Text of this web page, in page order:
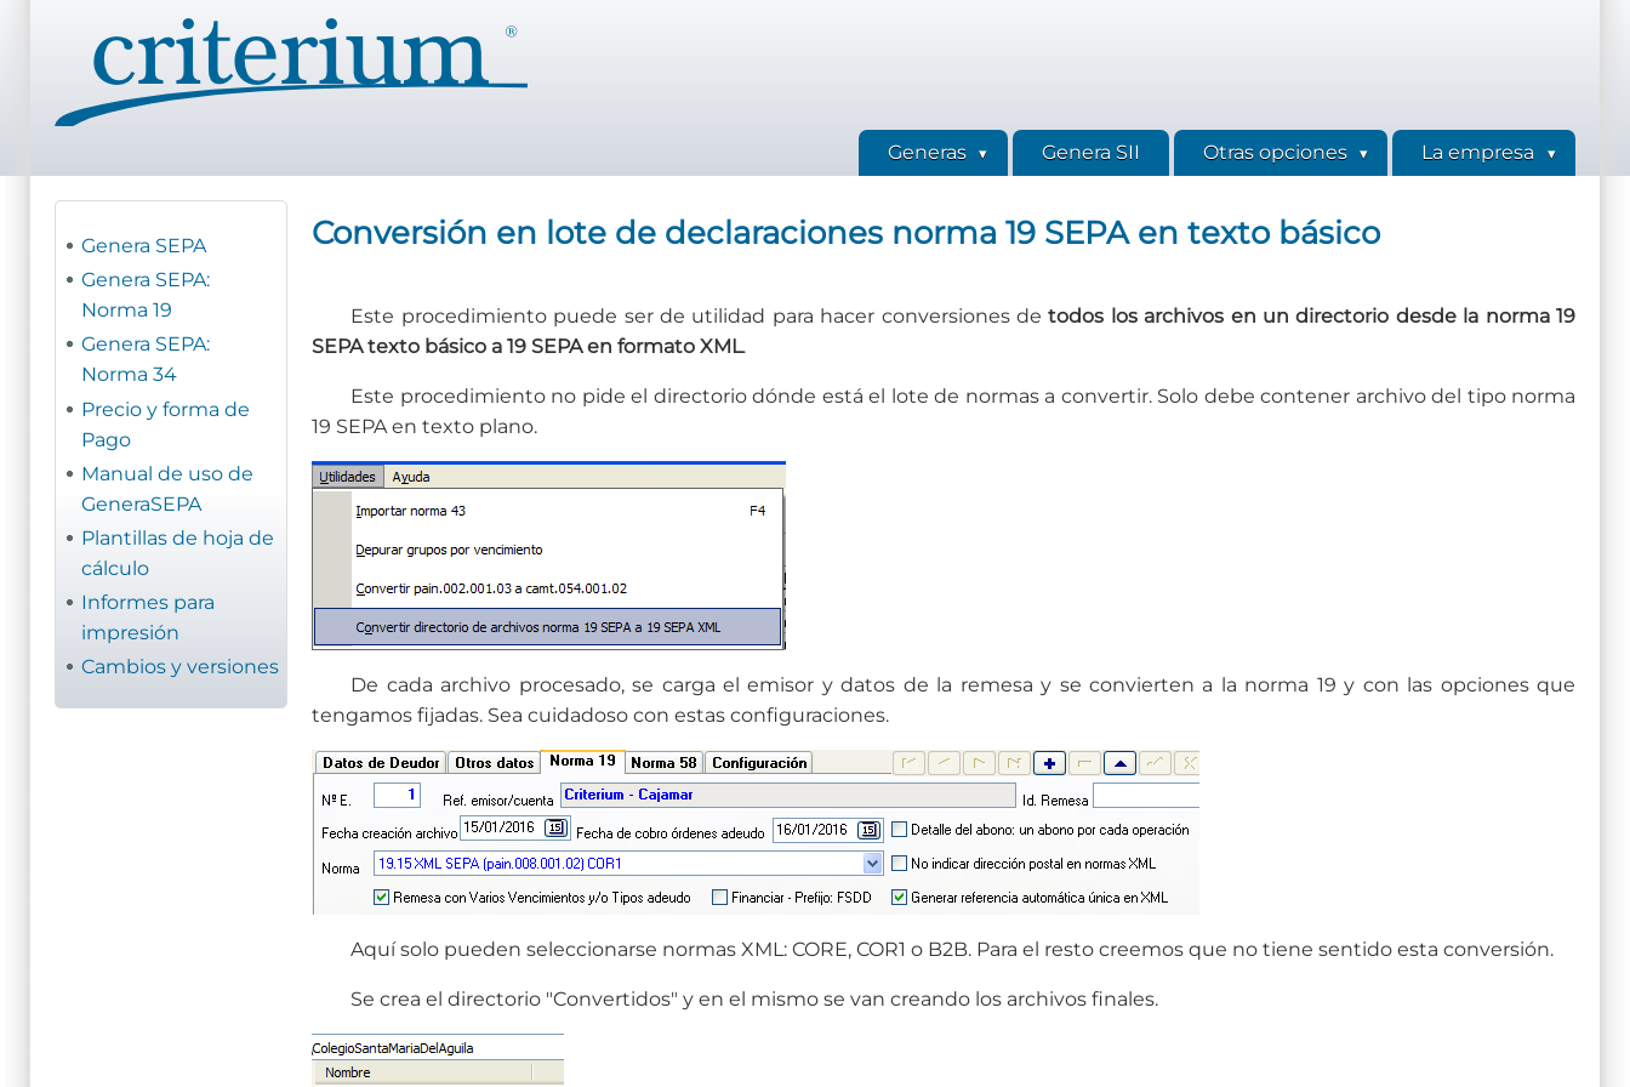
contenido
principal
Generas Genera SII Otras opciones La empresa
Genera SEPA
Genera SEPA:
Norma 19
Genera SEPA:
Norma 34
Precio y forma de
Pago
Manual de uso de
GeneraSEPA
Plantillas de hoja de
cálculo
Informes para
impresión
Cambios y versiones
Conversión en lote de declaraciones norma 19 SEPA en texto básico
Este procedimiento puede ser de utilidad para hacer conversiones detodos los archivos en un directorio desde la norma 19
SEPA texto básico a 19 SEPA en formato XML.
Este procedimiento no pide el directorio dónde está el lote de normas a convertir. Solo debe contener archivo del tipo norma
19 SEPA en texto plano.
De cada archivo procesado, se carga el emisor y datos de la remesa y se convierten a la norma 19 y con las opciones que
tengamos fijadas. Sea cuidadoso con estas configuraciones.
Aquí solo pueden seleccionarse normas XML: CORE, COR1 o B2B. Para el resto creemos que no tiene sentido esta conversión.
Se crea el directorio "Convertidos" y en el mismo se van creando los archivos finales.